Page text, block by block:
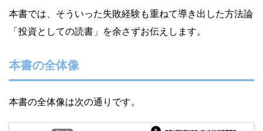
本書では、そういった失敗経験も重ねて導き出した方法論
「投資としての読書」を余さずお伝えします。
本書の全体像
本書の全体像は次の通りです。